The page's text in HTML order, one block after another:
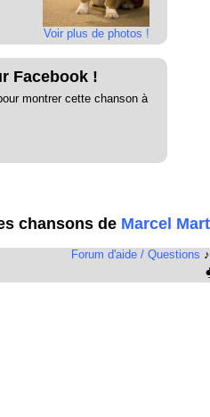
Voir plus de photos !
Facebook !
montrer cette chanson à
chansons de Marcel
Forum d'aide / Questions